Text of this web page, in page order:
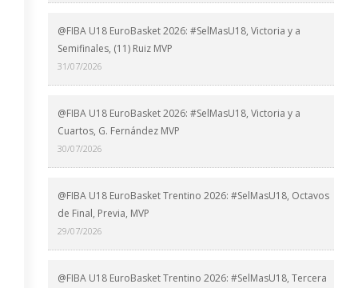
@FIBA U18 EuroBasket 2026: #SelMasU18, Victoria y a
Semifinales, (11) Ruiz MVP
31/07/2026
@FIBA U18 EuroBasket 2026: #SelMasU18, Victoria y a
Cuartos, G. Fernández MVP
30/07/2026
@FIBA U18 EuroBasket Trentino 2026: #SelMasU18, Octavos
de Final, Previa, MVP
29/07/2026
@FIBA U18 EuroBasket Trentino 2026: #SelMasU18, Tercera